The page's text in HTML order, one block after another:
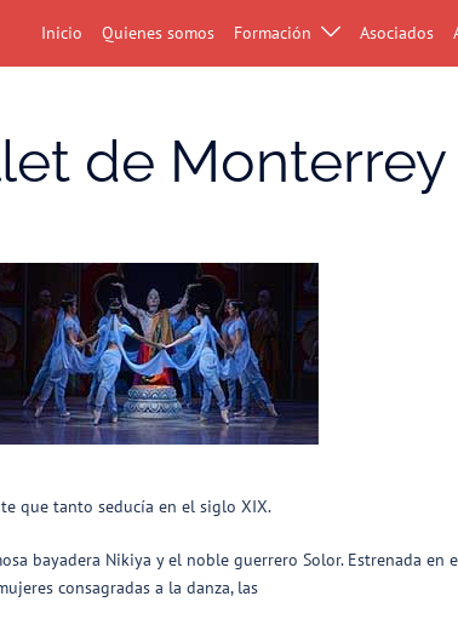
Inicio Quienes somos Formación Asociados
de
que tanto seducía en el siglo XIX.
bayadera Nikiya y el noble guerrero Solor. Estrenada en
consagradas a la danza, las